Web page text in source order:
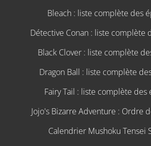
Bleach : liste complète des
Détective Conan : liste complète
Black Clover : liste complète
Dragon Ball : liste complète
Fairy Tail : liste complète des
Jojo's Bizarre Adventure : Ordre
Calendrier Mushoku Tensei